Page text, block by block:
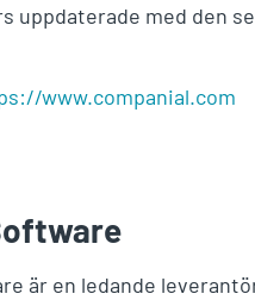
uppdaterade med den
www.companial.com
är en ledande